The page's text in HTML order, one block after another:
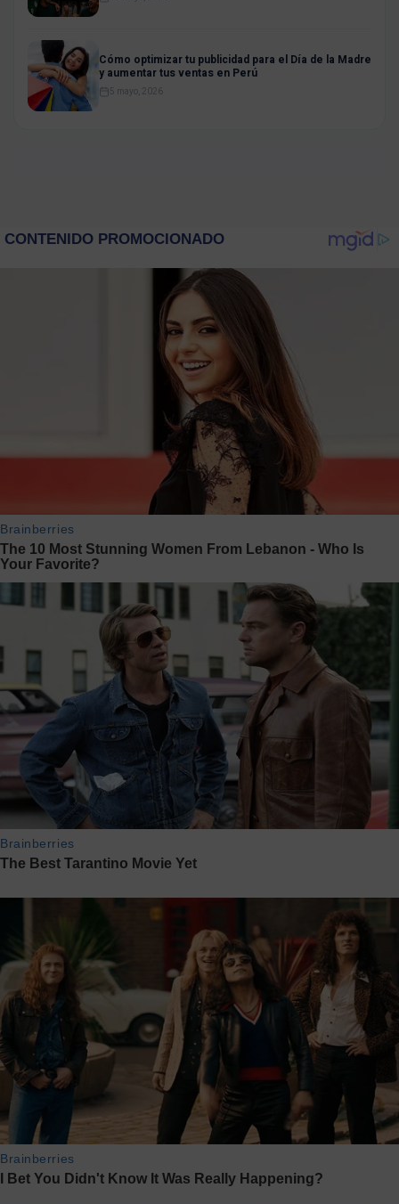
Cómo optimizar tu publicidad para el Día de la Madre
y aumentar tus ventas en Perú
5 mayo, 2026